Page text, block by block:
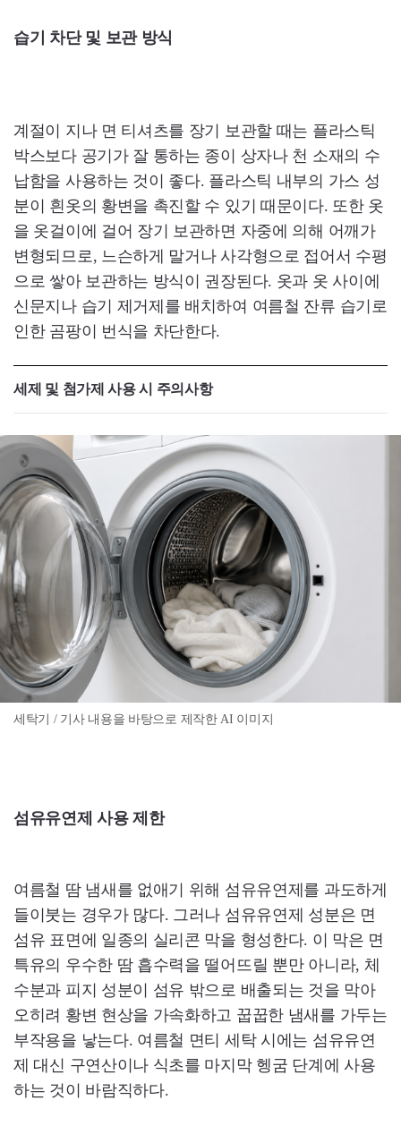
습기 차단 및 보관 방식
계절이 지나 면 티셔츠를 장기 보관할 때는 플라스틱
박스보다 공기가 잘 통하는 종이 상자나 천 소재의 수
납함을 사용하는 것이 좋다. 플라스틱 내부의 가스 성
분이 흰옷의 황변을 촉진할 수 있기 때문이다. 또한 옷
을 옷걸이에 걸어 장기 보관하면 자중에 의해 어깨가
변형되므로, 느슨하게 말거나 사각형으로 접어서 수평
으로 쌓아 보관하는 방식이 권장된다. 옷과 옷 사이에
신문지나 습기 제거제를 배치하여 여름철 잔류 습기로
인한 곰팡이 번식을 차단한다.
세제 및 첨가제 사용 시 주의사항
세탁기 / 기사 내용을 바탕으로 제작한 AI 이미지
섬유유연제 사용 제한
여름철 땀 냄새를 없애기 위해 섬유유연제를 과도하게
들이붓는 경우가 많다. 그러나 섬유유연제 성분은 면
섬유 표면에 일종의 실리콘 막을 형성한다. 이 막은 면
특유의 우수한 땀 흡수력을 떨어뜨릴 뿐만 아니라, 체
수분과 피지 성분이 섬유 밖으로 배출되는 것을 막아
오히려 황변 현상을 가속화하고 꿉꿉한 냄새를 가두는
부작용을 낳는다. 여름철 면티 세탁 시에는 섬유유연
제 대신 구연산이나 식초를 마지막 헹굼 단계에 사용
하는 것이 바람직하다.